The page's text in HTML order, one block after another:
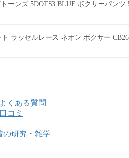
ーンズ 5DOTS3 BLUE ボクサーパン
ラッセルレース ネオン ボクサー
くある質問
コミ
の研究・雑学